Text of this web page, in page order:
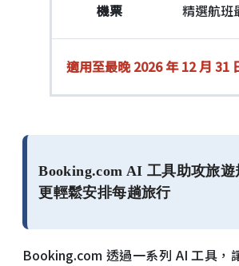
機票 精選航班
適用至最晚 2026 年 12 月 31
Booking.com AI 工具助攻旅遊
更輕鬆安排每趟旅行
Booking.com 透過一系列 AI 工具，